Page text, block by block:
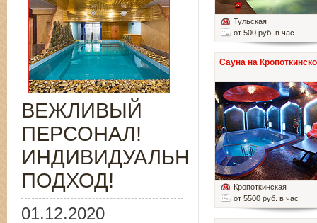
Тульская
от 500 руб. в час
Сауна на
Кропоткинская
от 5500 руб. в час
ВЕЖЛИВЫЙ
ПЕРСОНАЛ!
ИНДИВИДУАЛЬНЫЙ
ПОДХОД!
01.12.2020